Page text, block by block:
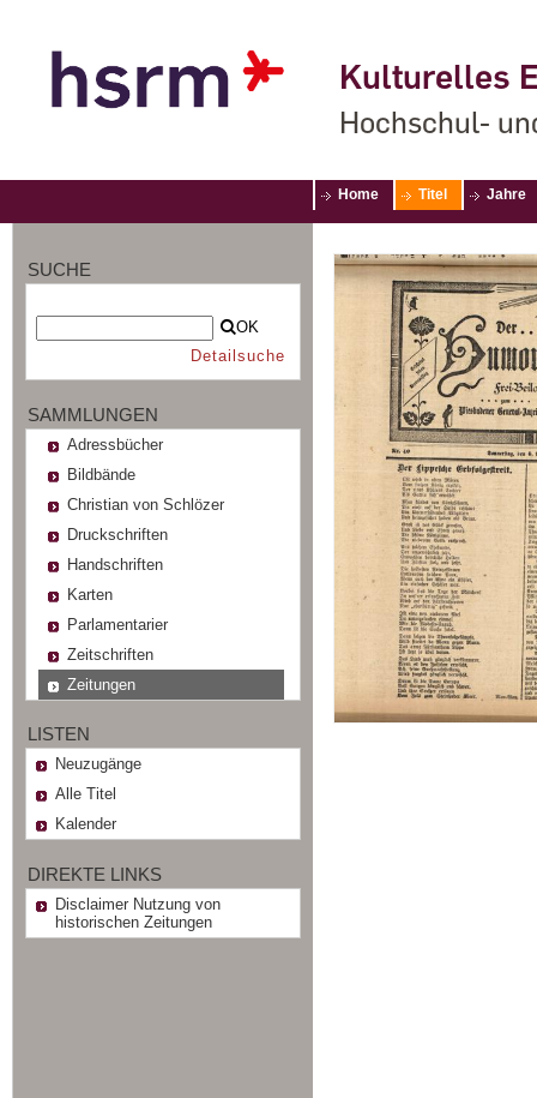
Kulturelles
Hochschul-
Home Titel Jahre
SUCHE
OK
Detailsuche
SAMMLUNGEN
Adressbücher
Bildbände
Christian von Schlözer
Druckschriften
Handschriften
Karten
Parlamentarier
Zeitschriften
Zeitungen
LISTEN
Neuzugänge
Alle Titel
Kalender
DIREKTE LINKS
Disclaimer Nutzung von
historischen Zeitungen